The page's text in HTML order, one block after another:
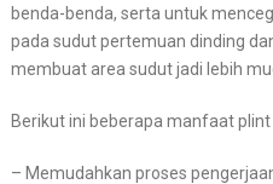
benda-benda, serta untuk
pada sudut pertemuan dinding
membuat area sudut jadi lebih
Berikut ini beberapa manfaat
– Memudahkan proses